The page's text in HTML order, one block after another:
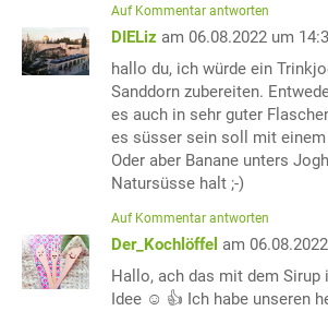
Auf Kommentar antworten
DIELiz am 06.08.2022 um
hallo du, ich würde ein
Sanddorn zubereiten.
es auch in sehr guter
es süsser sein soll mit einem
Oder aber Banane unters
Natursüsse halt ;-)
Auf Kommentar antworten
Der_Kochlöffel am
Hallo, ach das mit dem Sirup
Idee ☺️ 👍 Ich habe unseren